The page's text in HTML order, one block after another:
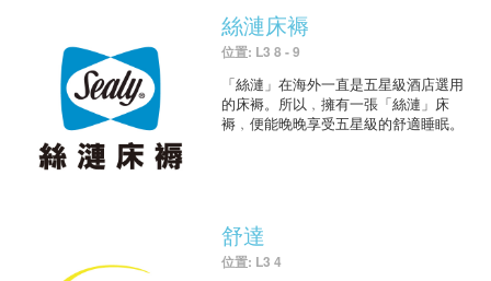
絲漣床褥
位置: L3 8 - 9
「絲漣」在海外一直是五星級酒店選用
的床褥。所以﹐擁有一張「絲漣」床
褥﹐便能晚晚享受五星級的舒適睡眠。
舒達
位置: L3 4